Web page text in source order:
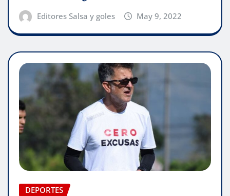
Editores Salsa y goles May 9, 2022
DEPORTES